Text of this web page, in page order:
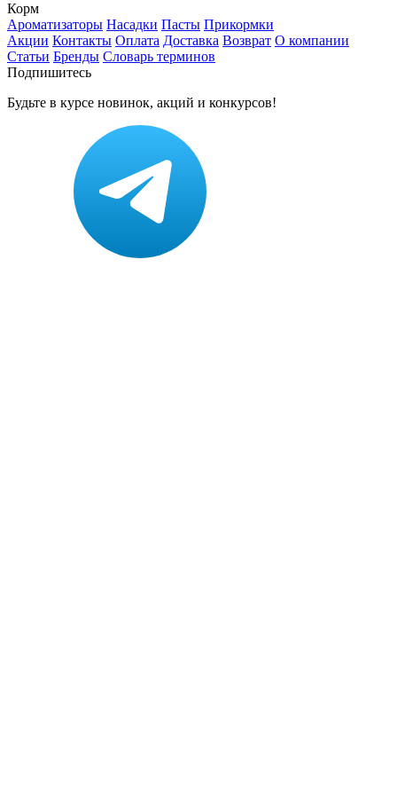
Корм
Ароматизаторы Насадки Пасты Прикормки
Акции Контакты Оплата Доставка Возврат О компании
Статьи Бренды Словарь терминов
Подпишитесь
Будьте в курсе новинок, акций и конкурсов!